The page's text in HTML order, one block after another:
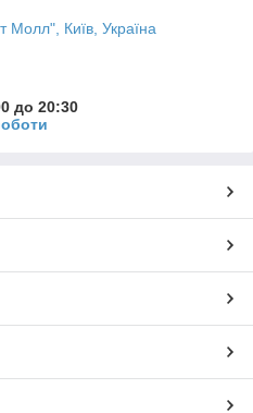
Молл", Київ, Україна
до 20:30